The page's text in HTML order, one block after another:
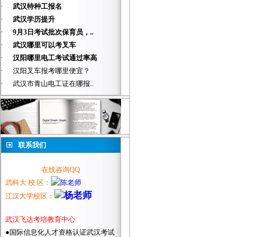
·
武汉特种工报名
·
武汉学历提升
·
9月3日考试批次保育员，..
·
武汉哪里可以考叉车
·
汉阳哪里电工考试通过率高
·
汉阳叉车报考哪里便宜？
·
武汉市青山电工证在哪报..
联系我们
在线咨询QQ
武科大 校 区：
江汉大学校区：
武汉飞达考培教育中心
●国际信息化人才资格认证武汉考试